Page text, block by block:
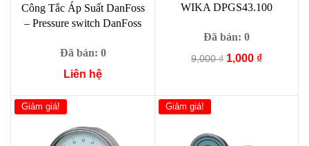
Công Tắc Áp Suất DanFoss
– Pressure switch DanFoss
Đã bán: 0
Liên hệ
WIKA DPGS43.100
Đã bán: 0
9,000₫ Giá
1,000 ₫Giá
Giảm giá! Giảm giá!